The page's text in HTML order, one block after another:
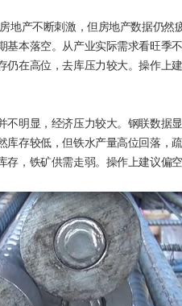
地产不断刺激，但房地产数据仍然
本落空。从产业实际需求看旺季
在高位，去库压力较大。操作上建
明显，经济压力较大。钢联数据
存较低，但铁水产量高位回落，
，铁矿供需走弱。操作上建议偏空